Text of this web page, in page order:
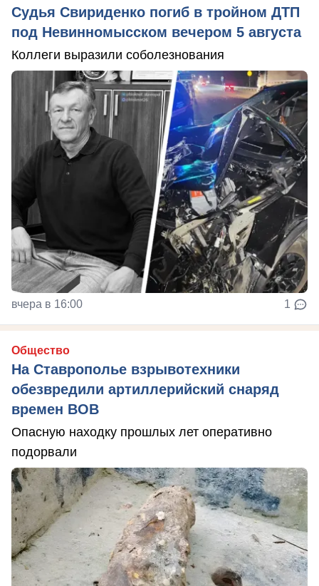
Судья Свириденко погиб в тройном ДТП
под Невинномысском вечером 5 августа
Коллеги выразили соболезнования
вчера в 16:00 1
Общество
На Ставрополье взрывотехники
обезвредили артиллерийский снаряд
времен ВОВ
Опасную находку прошлых лет оперативно
подорвали